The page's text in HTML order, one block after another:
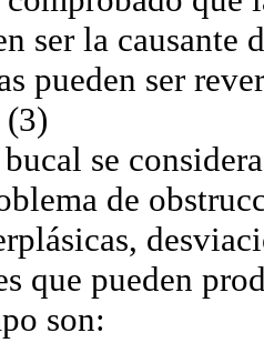
ser la causante
pueden ser
(3)
se
de
que pueden
son: